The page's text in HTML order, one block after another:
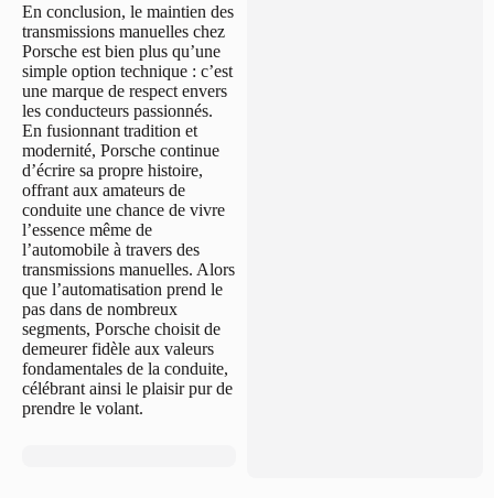
En conclusion, le maintien des
transmissions manuelles chez
Porsche est bien plus qu’une
simple option technique : c’est
une marque de respect envers
les conducteurs passionnés.
En fusionnant tradition et
modernité, Porsche continue
d’écrire sa propre histoire,
offrant aux amateurs de
conduite une chance de vivre
l’essence même de
l’automobile à travers des
transmissions manuelles. Alors
que l’automatisation prend le
pas dans de nombreux
segments, Porsche choisit de
demeurer fidèle aux valeurs
fondamentales de la conduite,
célébrant ainsi le plaisir pur de
prendre le volant.